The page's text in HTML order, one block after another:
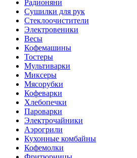
Радионяни
Сушилки для рук
Стеклоочистители
Электровеники
Весы
Кофемашины
Тостеры
Мультиварки
Миксеры
Мясорубки
Кофеварки
Хлебопечки
Пароварки
Электрочайники
Аэрогрили
Кухонные комбайны
Кофемолки